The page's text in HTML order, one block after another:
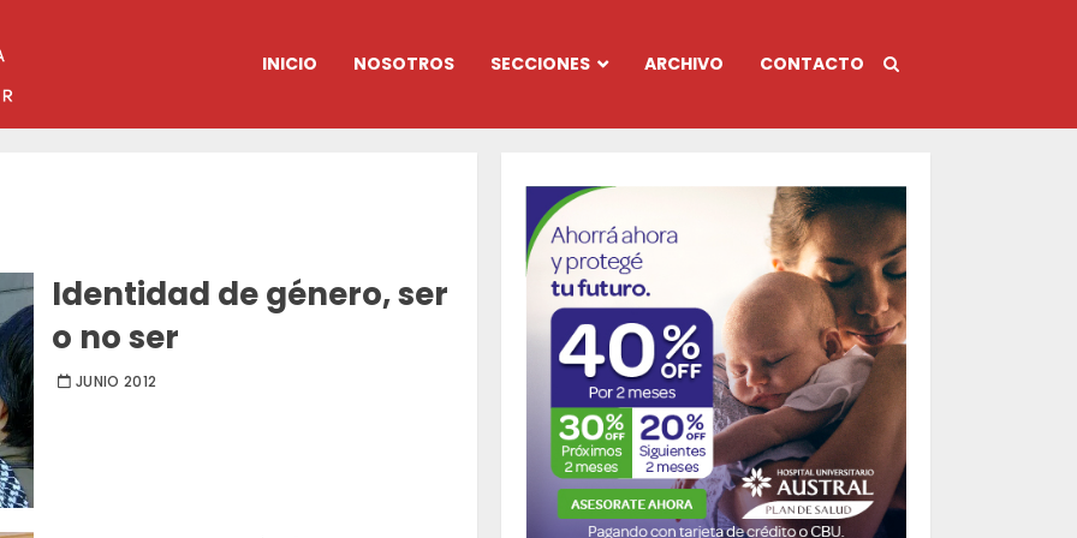
INICIO NOSOTROS SECCIONES ARCHIVO CONTACTO
Identidad de género, ser
o no ser
JUNIO 2012